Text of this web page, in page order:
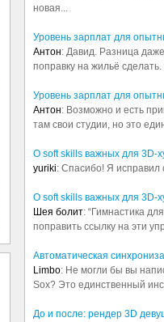
новая...
Уровень зарплат для
Антон: Давид. Разница
поправку на жильё
Уровень зарплат для
Антон: Возможно и есть
там свои студии, но это
О soft skills важных для 3D-
yuriki: Спасибо! Я исправил
О soft skills важных для 3D-
Шея болит: “Гимнастика
поправить ссылку на эти
Автоматическая
Limbo: Не могли бы вы
Sox? Это единственный
До и после: рендер 3D